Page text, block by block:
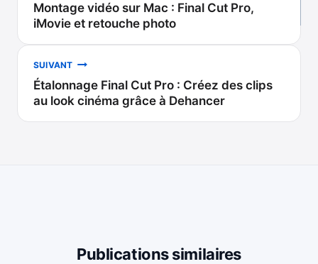
de
l’article
Montage vidéo sur Mac : Final Cut Pro,
iMovie et retouche photo
SUIVANT
Étalonnage Final Cut Pro : Créez des clips
au look cinéma grâce à Dehancer
Publications similaires